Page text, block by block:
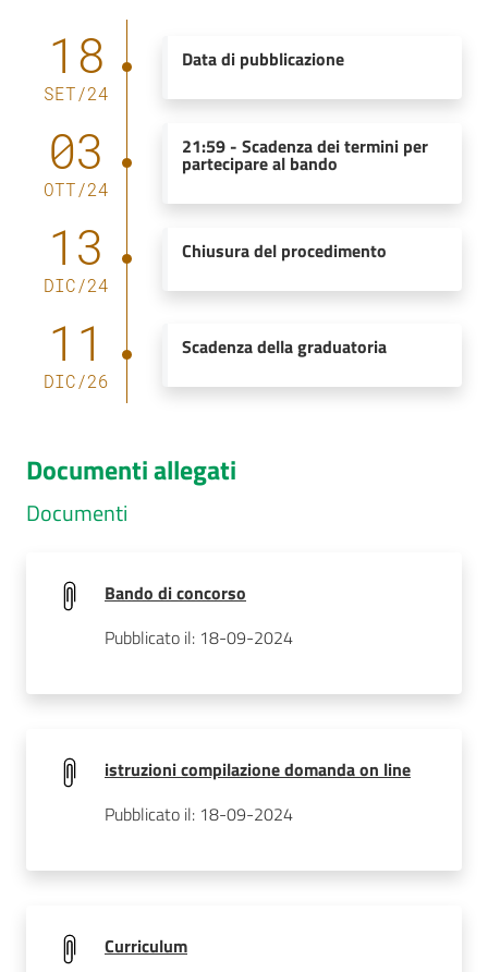
18
SET/24
Data di pubblicazione
03
OTT/24
21:59- Scadenza dei termini per
partecipare al bando
13
DIC/24
Chiusura del procedimento
11
DIC/26
Scadenza della graduatoria
Documenti allegati
Documenti
Bando di concorso
Pubblicato il: 18-09-2024
istruzioni compilazione domanda on line
Pubblicato il: 18-09-2024
Curriculum